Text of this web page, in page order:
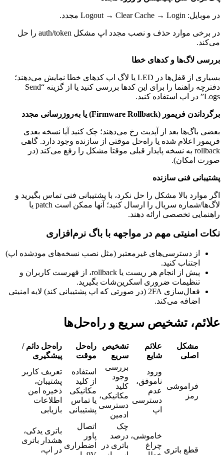
در موبایل: Logout → Clear Cache → Login مجدد.
در برخی موارد حذف و نصب مجدد اپ مشکل auth/token را حل
می‌کند.
بررسی لاگ‌ها و کدهای خطا
بسیاری از قفل‌ها در LED یا لاگ اپ کدهای خطا نمایش می‌دهند؛
دفترچه راهنما را برای این کدها بررسی کنید یا از گزینه “Send
Logs” در اپ استفاده کنید.
برگرداندن فریمور (Firmware Rollback) یا به‌روزرسانی مجدد
بعضی باگ‌ها بعد از آپدیت رخ می‌دهند؛ چک کنید آیا نسخه بعدی
فریمور اعلام شده یا راه‌حل موقتی از سازنده وجود دارد. گاهی
rollback به نسخه پایدار قبلی موقتا مشکل را رفع می‌کند (در
صورت امکان).
پشتیبانی فنی سازنده
اگر موارد بالا مشکل را حل نکرد، با پشتیبانی فنی تماس بگیرید و
لاگ‌ها/شماره سریال را ارسال کنید؛ آنها ممکن است patch یا
راهنمایی تخصصی ارائه دهند.
نکات امنیتی مهم در مواجهه با باگ نرم‌افزاری
از دسترسی‌های غیرمعتبر (مثل نصب نسخه‌های مودشده اپ)
اجتناب کنید.
پیش از انجام هر ریست یا rollback، از فهرست کاربران و
تنظیمات ضروری اسکرین‌شات بگیرید.
فعال‌سازی 2FA (در صورتی که اپ پشتیبانی کند) لایه امنیتی
اضافه می‌کند.
علائم، تشخیص سریع و راه‌حل‌ها
مشکل
اصلی
علائم
شایع
تشخیص
سریع
راه‌حل
موقت
راه‌حل دائم /
پیشگیری
فراموشی
رمز
ورود
ناموفق،
عدم
دسترسی
اپ
بررسی
وجود
کلید
مکانیکی،
دسترسی
ادمین
استفاده
از کلید
مکانیکی
یا تماس
پشتیبانی
تعریف کاربر
پشتیبان،
ذخیره امن
اطلاعات
بازیابی
قطع باتری
خاموشی،
چراغ
چک
درصد
باتری در
اتصال
پاور
اضطراری
باتری یدکی،
هشدار باتری
در اپ،